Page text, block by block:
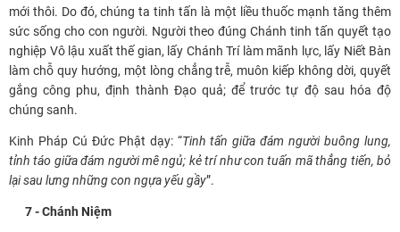
mới thôi. Do đó, chúng ta tinh tấn là một liều thuốc mạnh tăng thêm
sức sống cho con người. Người theo đúng Chánh tinh tấn quyết tạo
nghiệp Vô lậu xuất thế gian, lấy Chánh Trí làm mãnh lực, lấy Niết Bàn
làm chỗ quy hướng, một lòng chẳng trễ, muôn kiếp không dời, quyết
gắng công phu, định thành Đạo quả; để trước tự độ sau hóa độ
chúng sanh.
Kinh Pháp Cú Đức Phật dạy: “Tinh tấn giữa đám người buông lung,
tỉnh táo giữa đám người mê ngủ; kẻ trí như con tuấn mã thẳng tiến, bỏ
lại sau lưng những con ngựa yếu gầy”.
7 - Chánh Niệm